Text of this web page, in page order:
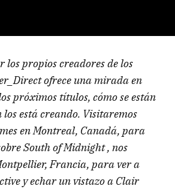
los propios creadores de los
ofrece una mirada en
próximos títulos, cómo se están
los está creando. Visitaremos
en Montreal, Canadá, para
South of Midnight , nos
Francia, para ver a
y echar un vistazo a Clair